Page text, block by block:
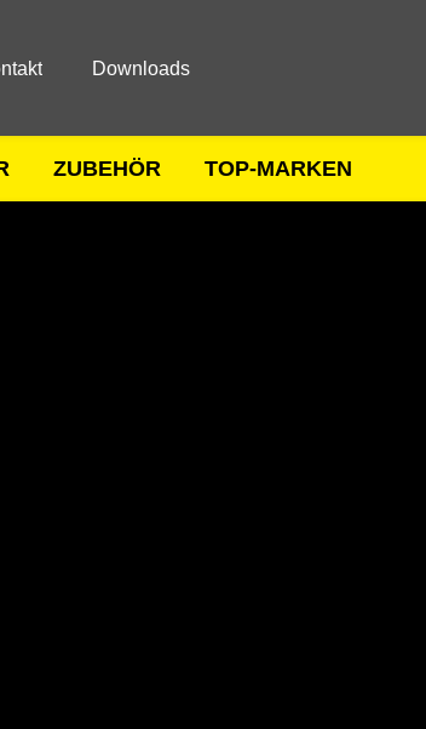
Downloads
ZUBEHÖR TOP-MARKEN